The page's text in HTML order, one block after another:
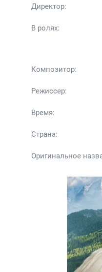
Директор:
В ролях:
Композитор:
Режиссер:
Время:
Страна:
Оригинальное